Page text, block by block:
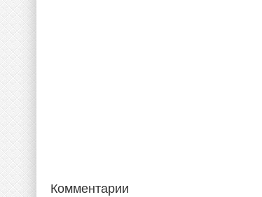
Комментарии